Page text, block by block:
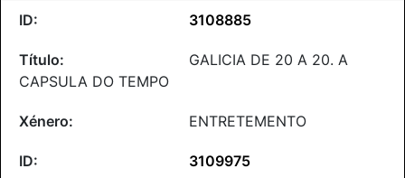
3108885
GALICIA DE 20 A 20. A
CAPSULA DO TEMPO
ENTRETEMENTO
3109975